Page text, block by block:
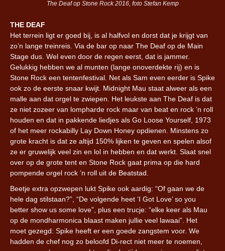
The Deaf op Stone Rock 2016, foto Stefan Kemp
THE DEAF
Het terrein ligt er goed bij, is al halfvol en dorst dat je krijgt van
zo’n lange treinreis. Via de bar op naar The Deaf op de Main
Stage dus. Wel even door de regen eerst, dat is jammer.
Gelukkig hebben we al munten (lange onoverdekte rij) en is
Stone Rock een tentenfestival. Net als Sam even eerder is Spike
ook zo de eerste snaar kwijt. Midnight Mau staat alweer als een
malle aan dat orgel te zwiepen. Het leukste aan The Deaf is dat
ze niet zozeer van lompharde rock maar van beat en rock ’n roll
houden en dat in pakkende liedjes als Go Loose Yourself, 1973
of het meer rockabilly Lay Down Honey opdienen. Minstens zo
grote kracht is dat ze altijd 150% lijken te geven en spelen alsof
ze er gruwelijk veel zin en lol in hebben en dat werkt. Slaat snel
over op de grote tent en Stone Rock gaat prima op die hard
pompende orgel rock ’n roll uit de Beatstad.
Beetje extra opzwepen lukt Spike ook aardig: “Of gaan we de
hele dag stilstaan?”, “De volgende heet ‘I Got Love’ so you
better show us some love”, plus een trucje: “elke keer als Mau
op de mondharmonica blaast maken jullie veel lawaai”. Het
moet gezegd: Spike heeft er een goede zangstem voor. We
hadden de chef nog zo beloofd Di-rect niet meer te noemen,